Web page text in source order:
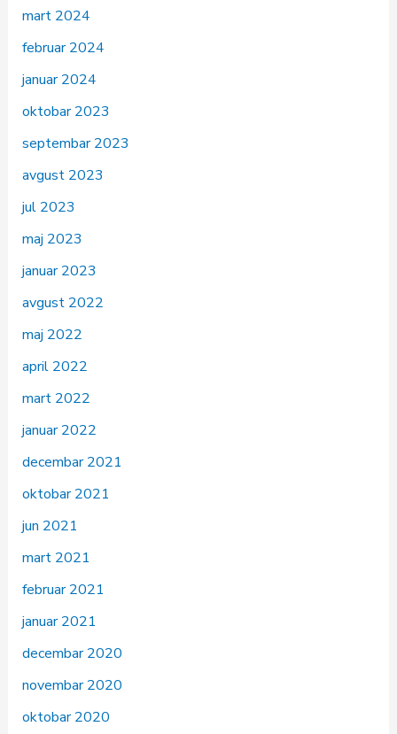
mart 2024
februar 2024
januar 2024
oktobar 2023
septembar 2023
avgust 2023
jul 2023
maj 2023
januar 2023
avgust 2022
maj 2022
april 2022
mart 2022
januar 2022
decembar 2021
oktobar 2021
jun 2021
mart 2021
februar 2021
januar 2021
decembar 2020
novembar 2020
oktobar 2020